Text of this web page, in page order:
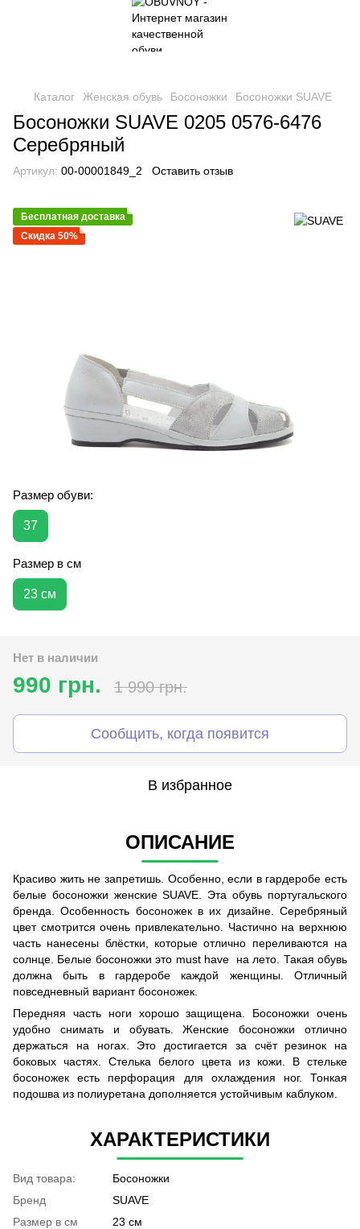
Каталог Женская обувь Босоножки Босоножки SUAVE
Босоножки SUAVE 0205 0576-6476
Серебряный
Артикул: 00-00001849_2 Оставить отзыв
Бесплатная доставка
Скидка 50%
Размер обуви:
37
Размер в см
23 см
Нет в наличии
990 грн. 1 990 грн.
Сообщить, когда появится
В избранное
ОПИСАНИЕ
Красиво жить не запретишь. Особенно, если в гардеробе есть
белые босоножки женские SUAVE. Эта обувь португальского
бренда. Особенность босоножек в их дизайне. Серебряный
цвет смотрится очень привлекательно. Частично на верхнюю
часть нанесены блёстки, которые отлично переливаются на
солнце. Белые босоножки это must have на лето. Такая обувь
должна быть в гардеробе каждой женщины. Отличный
повседневный вариант босоножек.
Передняя часть ноги хорошо защищена. Босоножки очень
удобно снимать и обувать. Женские босоножки отлично
держаться на ногах. Это достигается за счёт резинок на
боковых частях. Стелька белого цвета из кожи. В стельке
босоножек есть перфорация для охлаждения ног. Тонкая
подошва из полиуретана дополняется устойчивым каблуком.
ХАРАКТЕРИСТИКИ
Вид товара:
Босоножки
Бренд
SUAVE
Размер в см
23 см